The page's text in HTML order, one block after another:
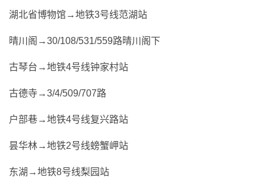
湖北省博物馆→地铁3号线范湖站
晴川阁→30/108/531/559路晴川阁下
古琴台→地铁4号线钟家村站
古德寺→3/4/509/707路
户部巷→地铁4号线复兴路站
昙华林→地铁2号线螃蟹岬站
东湖→地铁8号线梨园站